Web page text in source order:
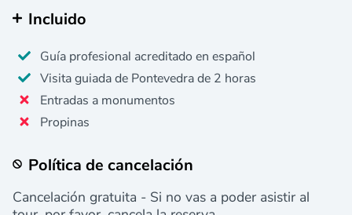
Incluido
Guía profesional acreditado en español
Visita guiada de Pontevedra de 2 horas
Entradas a monumentos
Propinas
Política de cancelación
Cancelación gratuita - Si no vas a poder asistir al